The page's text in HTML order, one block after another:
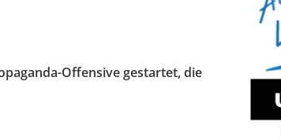
Offensive gestartet, die